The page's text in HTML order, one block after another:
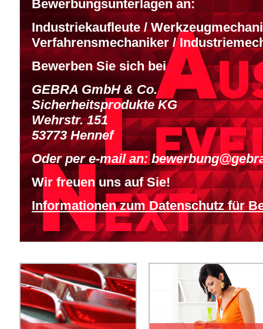
Bewerbungsunterlagen an:
Industriekaufleute /
Verfahrensmechaniker /
Bewerben Sie sich bei
GEBRA GmbH & Co.
Sicherheitsprodukte KG
Wehrstr. 151
53773 Hennef
Oder per e-mail an:
Wir freuen uns auf Sie!
Informationen zum Datenschutz für
STEP BY STEP
INNOVATIONEN
START A NEW
DEFINITION OF QUALITY